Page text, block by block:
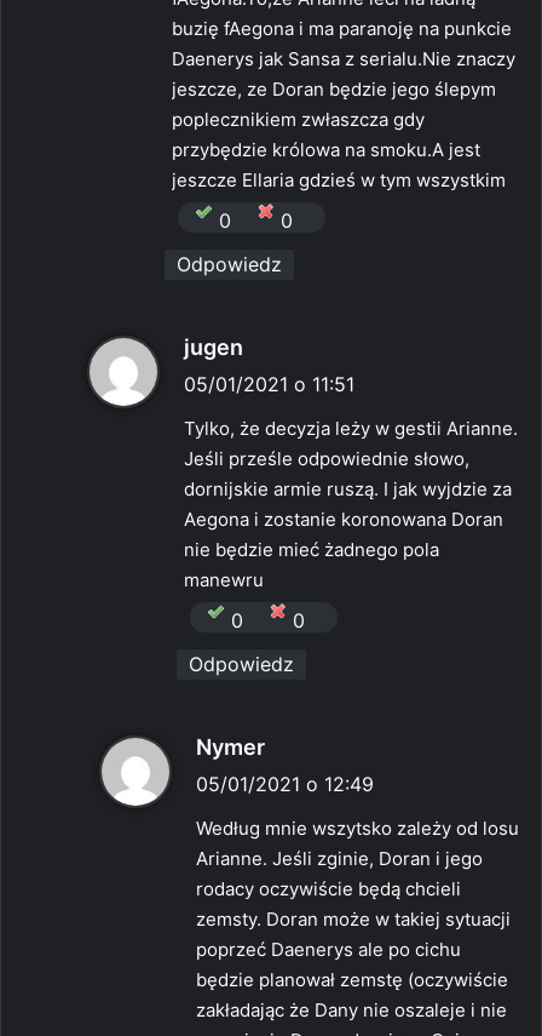
e
:
buzię fAegona i ma paranoję na punkcie
Daenerys jak Sansa z serialu.Nie znaczy
jeszcze, ze Doran będzie jego ślepym
poplecznikiem zwłaszcza gdy
przybędzie królowa na smoku.A jest
jeszcze Ellaria gdzieś w tym wszystkim
0
0
Odpowiedz
jugen
i
e
:
05/01/2021 o 11:51
Tylko, że decyzja leży w gestii Arianne.
Jeśli prześle odpowiednie słowo,
dornijskie armie ruszą. I jak wyjdzie za
Aegona i zostanie koronowana Doran
nie będzie mieć żadnego pola
manewru
0
0
Odpowiedz
Nymer
i
e
:
05/01/2021 o 12:49
Według mnie wszytsko zależy od losu
Arianne. Jeśli zginie, Doran i jego
rodacy oczywiście będą chcieli
zemsty. Doran może w takiej sytuacji
poprzeć Daenerys ale po cichu
będzie planował zemstę (oczywiście
zakładając że Dany nie oszaleje i nie